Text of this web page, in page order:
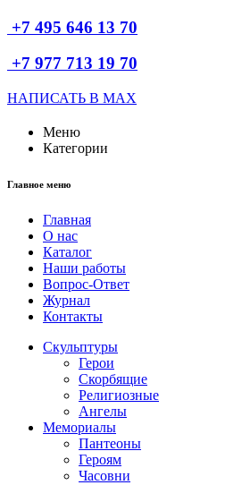
+7 495 646 13 70
+7 977 713 19 70
НАПИСАТЬ В MAX
Меню
Категории
Главное меню
Главная
О нас
Каталог
Наши работы
Вопрос-Ответ
Журнал
Контакты
Скульптуры
Герои
Скорбящие
Религиозные
Ангелы
Мемориалы
Пантеоны
Героям
Часовни